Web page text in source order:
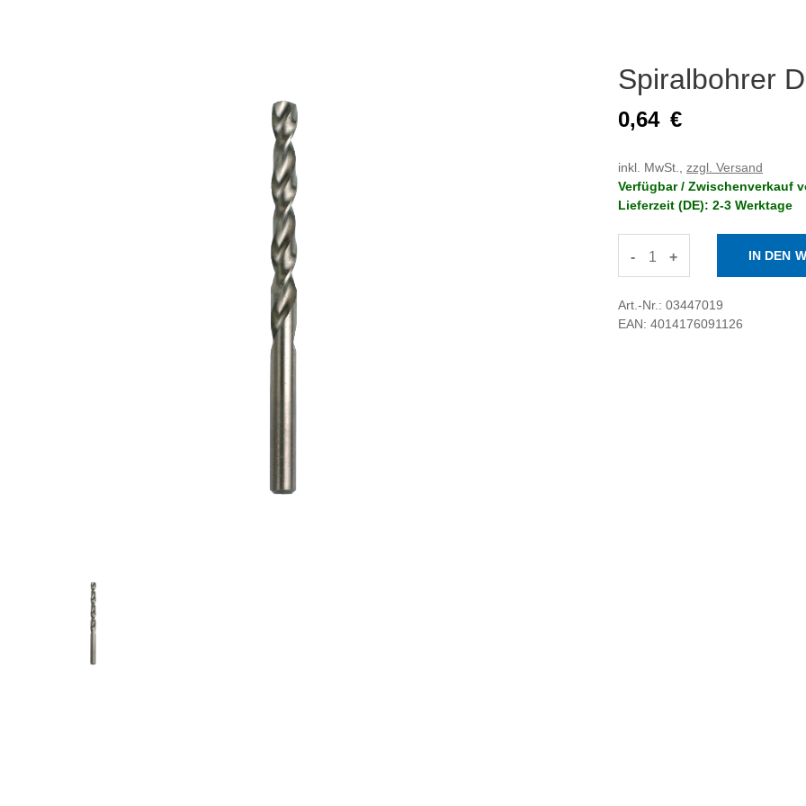
Spiralbohrer
0,64 €
inkl. MwSt., zzgl. Versand
Verfügbar / Zwischenverkauf
Lieferzeit (DE): 2-3 Werktage
- +
Art.-Nr.: 03447019
EAN: 4014176091126